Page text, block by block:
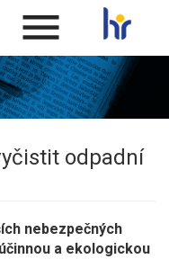
.
odpadní
nebezpečných
a ekologickou